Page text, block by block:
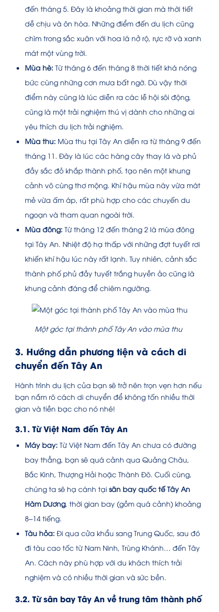
đến tháng 5. Đây là khoảng thời gian mà thời tiết
dễ chịu và ôn hòa. Những điểm đến du lịch cũng
chìm trong sắc xuân với hoa lá nở rộ, rực rỡ và xanh
mát một vùng trời.
Mùa hè: Từ tháng 6 đến tháng 8 thời tiết khá nóng
bức cùng những cơn mưa bất ngờ. Dù vậy thời
điểm này cũng là lúc diễn ra các lễ hội sôi động,
cũng là một trải nghiệm thú vị dành cho những ai
yêu thích du lịch trải nghiệm.
Mùa thu: Mùa thu tại Tây An diễn ra từ tháng 9 đến
tháng 11. Đây là lúc các hàng cây thay lá và phủ
đầy sắc đỏ khắp thành phố, tạo nên một khung
cảnh vô cùng thơ mộng. Khí hậu mùa này vừa mát
mẻ vừa ấm áp, rất phù hợp cho các chuyến du
ngoạn và tham quan ngoài trời.
Mùa đông: Từ tháng 12 đến tháng 2 là mùa đông
tại Tây An. Nhiệt độ hạ thấp với những đợt tuyết rơi
khiến khí hậu lúc này rất lạnh. Tuy nhiên, cảnh sắc
thành phố phủ đầy tuyết trắng huyền ảo cũng là
khung cảnh đáng để chiêm ngưỡng.
Một góc tại thành phố Tây An vào mùa thu
3. Hướng dẫn phương tiện và cách di
chuyển đến Tây An
Hành trình du lịch của bạn sẽ trở nên trọn vẹn hơn nếu
bạn nắm rõ cách di chuyển để không tốn nhiều thời
gian và tiền bạc cho nó nhé!
3.1. Từ Việt Nam đến Tây An
Máy bay: Từ Việt Nam đến Tây An chưa có đường
bay thẳng, bạn sẽ quá cảnh qua Quảng Châu,
Bắc Kinh, Thượng Hải hoặc Thành Đô. Cuối cùng,
chúng ta sẽ hạ cánh tại sân bay quốc tế Tây An
Hàm Dương , thời gian bay (gồm quá cảnh) khoảng
8–14 tiếng.
Tàu hỏa: Đi qua cửa khẩu sang Trung Quốc, sau đó
đi tàu cao tốc từ Nam Ninh, Trùng Khánh… đến Tây
An. Cách này phù hợp với du khách thích trải
nghiệm và có nhiều thời gian và sức bền.
3.2. Từ sân bay Tây An về trung tâm thành phố